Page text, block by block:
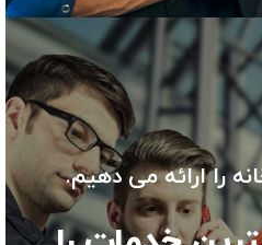
را ارائه می دهیم.